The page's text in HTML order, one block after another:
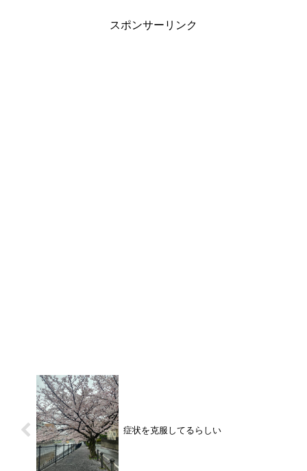
スポンサーリンク
症状を克服してるらしい